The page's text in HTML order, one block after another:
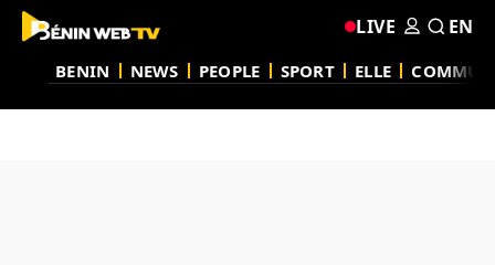
BENIN NEWS PEOPLE SPORT ELLE
LIVE EN